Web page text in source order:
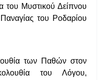
του Μυστικού Δείπνου
του Ροδαρίου
των Παθών στον
του Λόγου,